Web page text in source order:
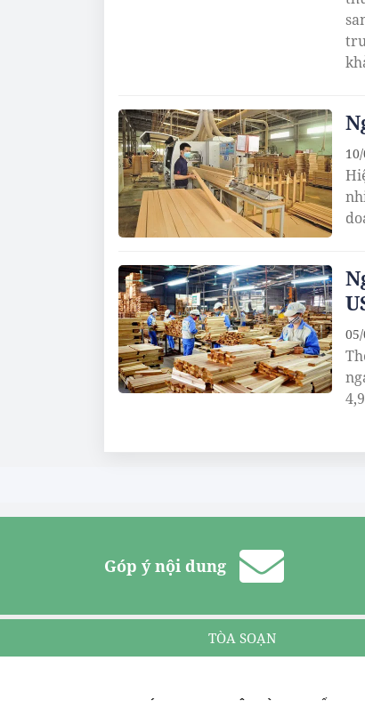
Góp ý nội dung
TÒA SOẠN